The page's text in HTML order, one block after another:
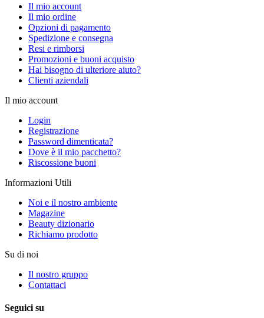
Il mio account
Il mio ordine
Opzioni di pagamento
Spedizione e consegna
Resi e rimborsi
Promozioni e buoni acquisto
Hai bisogno di ulteriore aiuto?
Clienti aziendali
Il mio account
Login
Registrazione
Password dimenticata?
Dove è il mio pacchetto?
Riscossione buoni
Informazioni Utili
Noi e il nostro ambiente
Magazine
Beauty dizionario
Richiamo prodotto
Su di noi
Il nostro gruppo
Contattaci
Seguici su